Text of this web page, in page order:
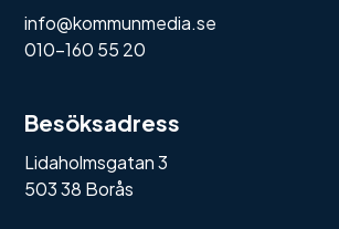
info@kommunmedia.se
010-160 55 20
Besöksadress
Lidaholmsgatan 3
503 38 Borås